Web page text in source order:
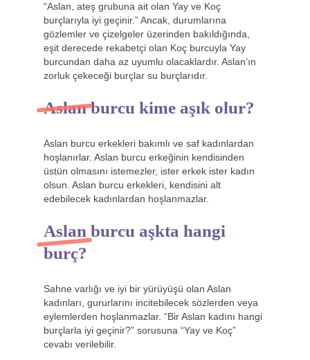
“Aslan, ateş grubuna ait olan Yay ve Koç
burçlarıyla iyi geçinir.” Ancak, durumlarına
gözlemler ve çizelgeler üzerinden bakıldığında,
eşit derecede rekabetçi olan Koç burcuyla Yay
burcundan daha az uyumlu olacaklardır. Aslan’ın
zorluk çekeceği burçlar su burçlarıdır.
Aslan burcu kime aşık olur?
Aslan burcu erkekleri bakımlı ve saf kadınlardan
hoşlanırlar. Aslan burcu erkeğinin kendisinden
üstün olmasını istemezler, ister erkek ister kadın
olsun. Aslan burcu erkekleri, kendisini alt
edebilecek kadınlardan hoşlanmazlar.
Aslan burcu aşkta hangi
burç?
Sahne varlığı ve iyi bir yürüyüşü olan Aslan
kadınları, gururlarını incitebilecek sözlerden veya
eylemlerden hoşlanmazlar. “Bir Aslan kadını hangi
burçlarla iyi geçinir?” sorusuna “Yay ve Koç”
cevabı verilebilir.